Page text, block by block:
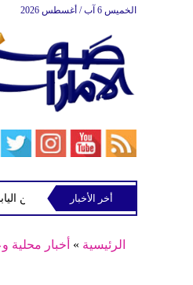
الخميس 6 آب / أغسطس 2026
الاستوائية "مايماي" تقترب من اليابسة
أخر الأخبار
الرئيسية » أخبار محلية